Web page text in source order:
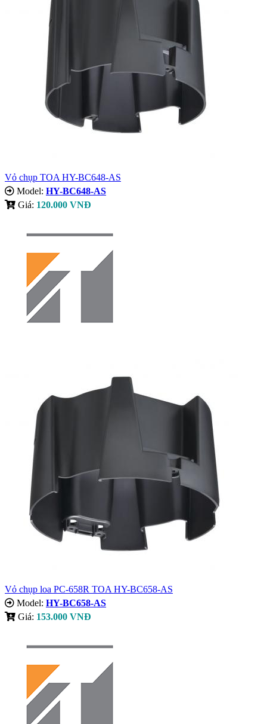
Vỏ chụp TOA HY-BC648-AS
Model: HY-BC648-AS
Giá: 120.000 VNĐ
Vỏ chụp loa PC-658R TOA HY-BC658-AS
Model: HY-BC658-AS
Giá: 153.000 VNĐ